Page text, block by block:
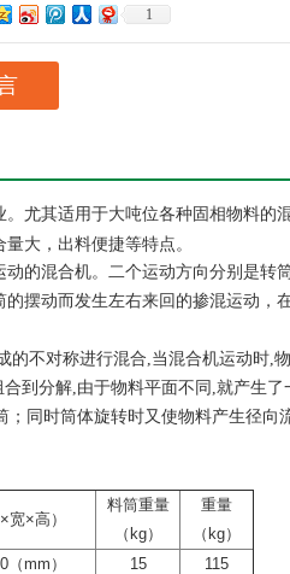
1
尤其适用于大吨位各种固相物料的
大，出料便捷等特点。
的混合机。二个运动方向分别是转
摆动而发生左右来回的掺混运动，
不对称进行混合,当混合机运动时,
到分解,由于物料平面不同,就产生了
同时筒体旋转时又使物料产生径向
×高）
料筒重量
（kg）
重量
（kg）
mm） 15
115